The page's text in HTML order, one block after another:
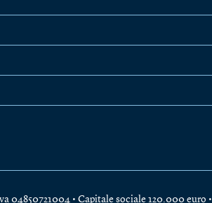
04850721004 • Capitale sociale 120.000 euro •